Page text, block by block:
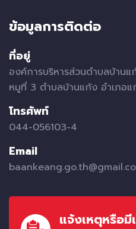
ข้อมูลการติดต่อ
ที่อยู่
องค์การบริหารส่วนตำบลบ้านแ
หมูที่ 3 ตำบลบ้านแก้ง อำเภอ
โทรศัพท์
044-056103-4
Email
แจ้งเหตุหรือมี